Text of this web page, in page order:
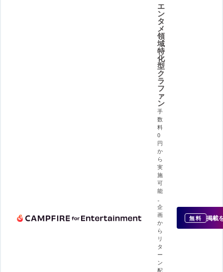
エ
ン
タ
メ
領
域
特
化
型
ク
ラ
フ
ァ
ン
手
数
料
0
円
か
ら
実
施
可
能
。
企
画
か
ら
リ
タ
ー
ン
配
無料 掲載